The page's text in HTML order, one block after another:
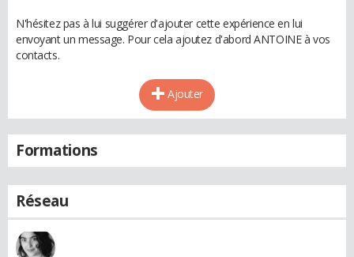
N'hésitez pas à lui suggérer d'ajouter cette expérience en lui
envoyant un message. Pour cela ajoutez d'abord ANTOINE à vos
contacts.
Ajouter
Formations
Réseau